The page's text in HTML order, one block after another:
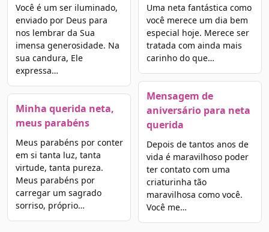
Você é um ser iluminado,
enviado por Deus para
nos lembrar da Sua
imensa generosidade. Na
sua candura, Ele
expressa…
Minha querida neta,
meus parabéns
Meus parabéns por conter
em si tanta luz, tanta
virtude, tanta pureza.
Meus parabéns por
carregar um sagrado
sorriso, próprio…
Uma neta fantástica como
você merece um dia bem
especial hoje. Merece ser
tratada com ainda mais
carinho do que…
Mensagem de
aniversário para neta
querida
Depois de tantos anos de
vida é maravilhoso poder
ter contato com uma
criaturinha tão
maravilhosa como você.
Você me…